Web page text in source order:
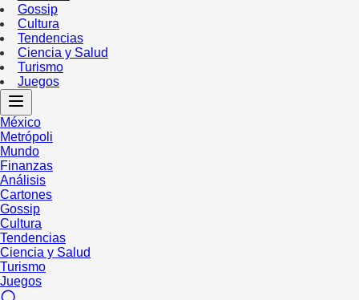
Gossip
Cultura
Tendencias
Ciencia y Salud
Turismo
Juegos
México
Metrópoli
Mundo
Finanzas
Análisis
Cartones
Gossip
Cultura
Tendencias
Ciencia y Salud
Turismo
Juegos